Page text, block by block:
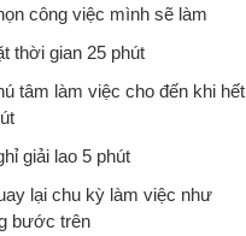
công việc mình sẽ làm
thời gian 25 phút
tâm làm việc cho đến khi hết
giải lao 5 phút
lại chu kỳ làm việc như
bước trên